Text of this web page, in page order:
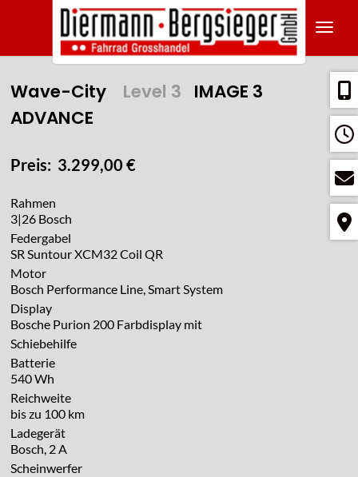
Wave-City Level 3 IMAGE 3
ADVANCE
Preis: 3.299,00 €
Rahmen
3|26 Bosch
Federgabel
SR Suntour XCM32 Coil QR
Motor
Bosch Performance Line, Smart System
Display
Bosche Purion 200 Farbdisplay mit
Schiebehilfe
Batterie
540 Wh
Reichweite
bis zu 100 km
Ladegerät
Bosch, 2 A
Scheinwerfer